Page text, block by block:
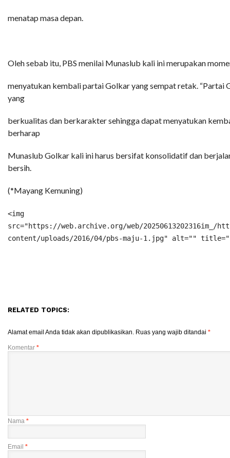
menatap masa depan.
Oleh sebab itu, PBS menilai Munaslub kali ini merupakan
menyatukan kembali partai Golkar yang sempat retak. “Partai
yang
berkualitas dan berkarakter sehingga dapat menyatukan
berharap
Munaslub Golkar kali ini harus bersifat konsolidatif dan
bersih.
(*Mayang Kemuning)
<img
src="https://web.archive.org/web/20250613202316im_/
content/uploads/2016/04/pbs-maju-1.jpg" alt="" title=
RELATED TOPICS:
Alamat email Anda tidak akan dipublikasikan. Ruas yang wajib ditandai *
Komentar *
Nama *
Email *